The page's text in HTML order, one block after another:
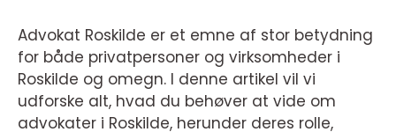
Advokat Roskilde er et emne af stor betydning
for både privatpersoner og virksomheder i
Roskilde og omegn. I denne artikel vil vi
udforske alt, hvad du behøver at vide om
advokater i Roskilde, herunder deres rolle,